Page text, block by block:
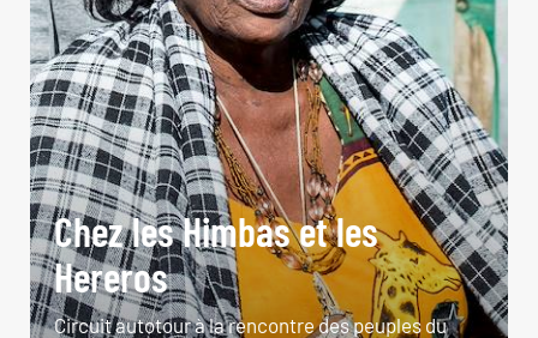
Chez les Himbas et les
Hereros
Circuit autotour à la rencontre des peuples du